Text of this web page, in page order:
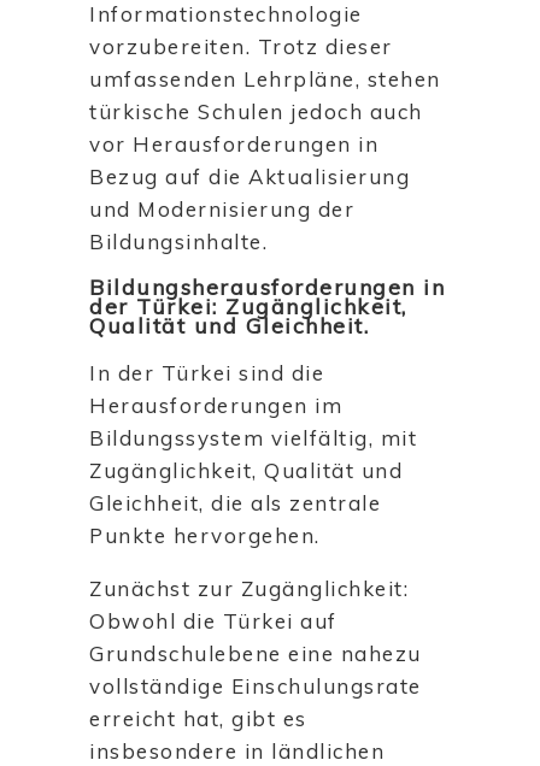
Informationstechnologie
vorzubereiten. Trotz dieser
umfassenden Lehrpläne, stehen
türkische Schulen jedoch auch
vor Herausforderungen in
Bezug auf die Aktualisierung
und Modernisierung der
Bildungsinhalte.
Bildungsherausforderungen in
der Türkei: Zugänglichkeit,
Qualität und Gleichheit.
In der Türkei sind die
Herausforderungen im
Bildungssystem vielfältig, mit
Zugänglichkeit, Qualität und
Gleichheit, die als zentrale
Punkte hervorgehen.
Zunächst zur Zugänglichkeit:
Obwohl die Türkei auf
Grundschulebene eine nahezu
vollständige Einschulungsrate
erreicht hat, gibt es
insbesondere in ländlichen